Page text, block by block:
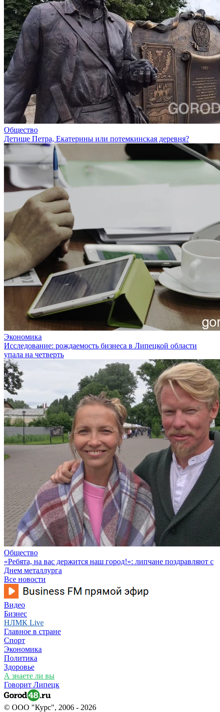
Общество
Детище Петра, Екатерины или потемкинская деревня?
Экономика
Исследование: рождаемость бизнеса в Липецкой области
упала на четверть
Общество
«Ребята, на вас держится наш город!»: липчане поздравляют с
Днем металлурга
Все новости
Видео
Бизнес
НЛМК Live
Главное в стране
Спорт
Экономика
Политика
Здоровье
А знаете ли вы
Говорит Липецк
© ООО "Курс", 2006 - 2026